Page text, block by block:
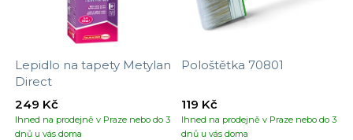
Lepidlo na tapety Metylan
Direct
Ihned na prodejně v Praze nebo do 3
dnů u vás doma
249 Kč
Pološtětka 70801
Ihned na prodejně v Praze nebo do 3
dnů u vás doma
119 Kč